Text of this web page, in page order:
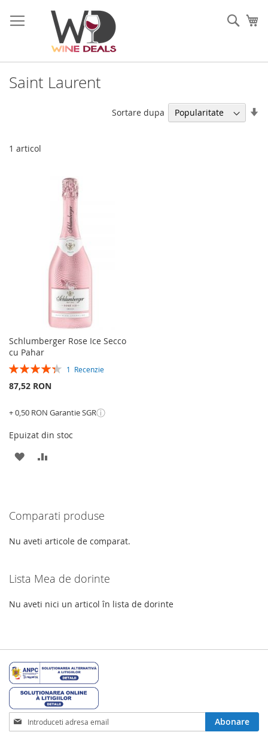
la
Continut
Saint Laurent
1 articol
Sortare dupa
Schlumberger Rose Ice Secco
cu Pahar
Rating:
1 Recenzie
87,52 RON
+ 0,50 RON Garantie SGRⓘ
Epuizat din stoc
ADAUGATI
DE
DORINTE
Comparati produse
Nu aveti articole de comparat.
Lista Mea de dorinte
Nu aveti nici un articol în lista de dorinte
Inscrieti-
va
Abonare